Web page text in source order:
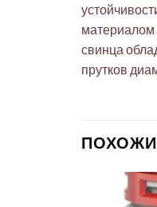
материалом
свинца
прутков